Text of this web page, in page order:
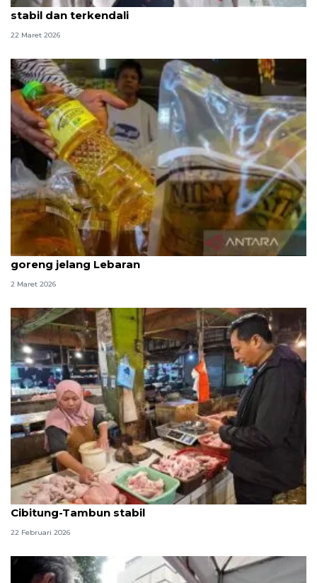
stabil dan terkendali
22 Maret 2026
Kementan: Produksi CPO aman pasok minyak
goreng jelang Lebaran
2 Maret 2026
Kamentan: Harga daging dan telur di Pasar
Cibitung-Tambun stabil
22 Februari 2026